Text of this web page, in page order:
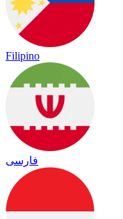
Filipino
فارسی